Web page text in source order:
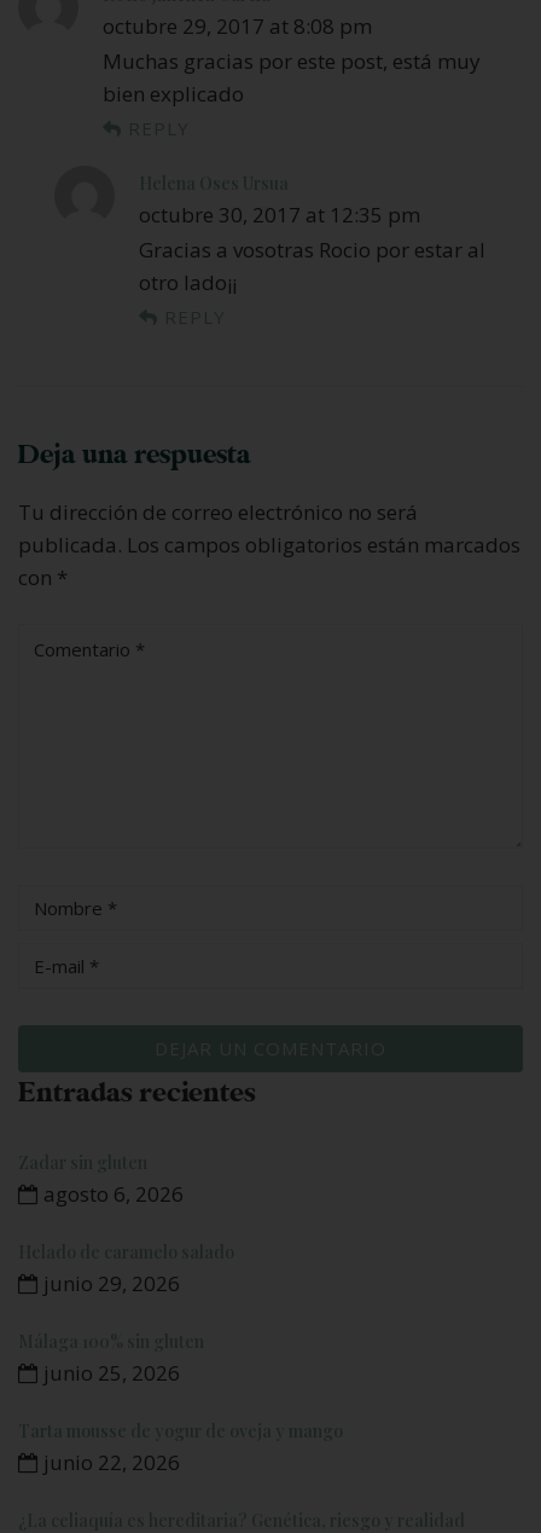
octubre 29, 2017 at 8:08 pm
Muchas gracias por este post, está muy
bien explicado
REPLY
Helena Oses Ursua
octubre 30, 2017 at 12:35 pm
Gracias a vosotras Rocio por estar al
otro lado¡¡
REPLY
Deja una respuesta
Tu dirección de correo electrónico no será
publicada. Los campos obligatorios están marcados
con *
Entradas recientes
Zadar sin gluten
agosto 6, 2026
Helado de caramelo salado
junio 29, 2026
Málaga 100% sin gluten
junio 25, 2026
Tarta mousse de yogur de oveja y mango
junio 22, 2026
¿La celiaquía es hereditaria? Genética, riesgo y realidad